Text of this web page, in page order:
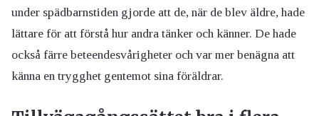
under spädbarnstiden gjorde att de, när de blev äldre, hade
lättare för att förstå hur andra tänker och känner. De hade
också färre beteendesvårigheter och var mer benägna att
känna en trygghet gentemot sina föräldrar.